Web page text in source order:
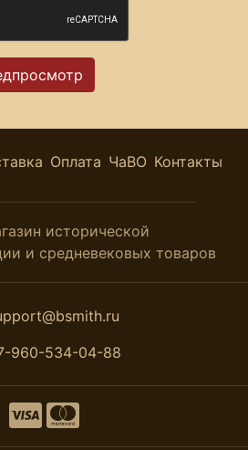
Оплата ЧаВО Контакты
исторической
и средневековых товаров
960-534-04-88